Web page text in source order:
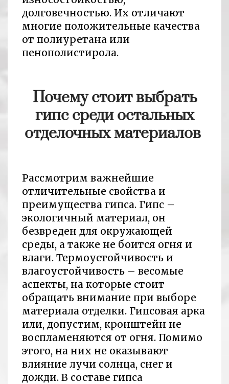
долговечностью. Их отличают
многие положительные качества
от полиуретана или
пенополистирола.
Почему стоит выбрать
гипс среди остальных
отделочных материалов
Рассмотрим важнейшие
отличительные свойства и
преимущества гипса. Гипс –
экологичный материал, он
безвреден для окружающей
среды, а также не боится огня и
влаги. Термоустойчивость и
влагоустойчивость – весомые
аспекты, на которые стоит
обращать внимание при выборе
материала отделки. Гипсовая арка
или, допустим, кронштейн не
воспламеняются от огня. Помимо
этого, на них не оказывают
влияние лучи солнца, снег и
дожди. В составе гипса